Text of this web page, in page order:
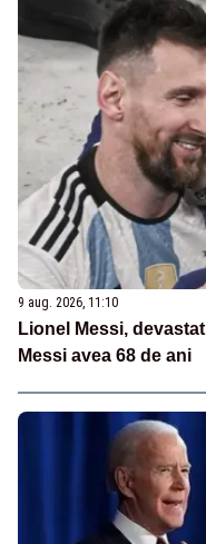
9 aug. 2026, 11:10
Lionel Messi,
Messi avea 68 de ani